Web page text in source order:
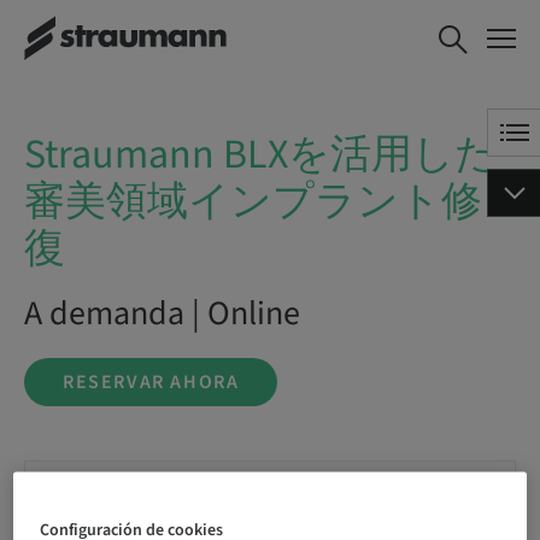
Straumann BLXを活用
した審美領域インプラ
RESERVAR AHORA
Straumann BLXを活用した
審美領域インプラント修
復
A demanda | Online
RESERVAR AHORA
Configuración de cookies